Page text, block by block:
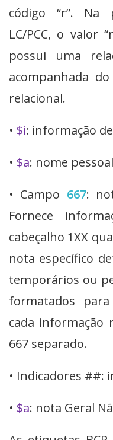
código “r”. Na
LC/PCC, o valor
possui uma
acompanhada
relacional.
• $i: informação
• $a: nome
• Campo 667:
Fornece
cabeçalho 1XX
nota específico
temporários ou
formatados
cada informação
667 separado.
• Indicadores ##:
• $a: nota Geral